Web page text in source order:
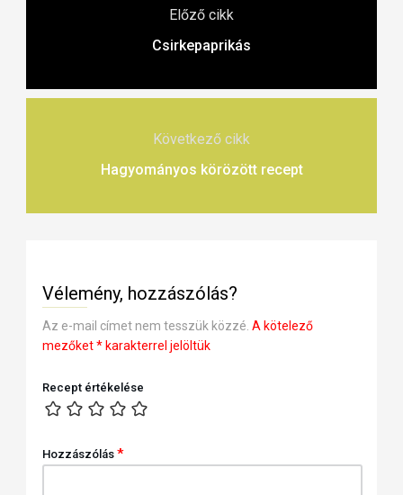
Előző cikk
Csirkepaprikás
Következő cikk
Hagyományos körözött recept
Vélemény, hozzászólás?
Az e-mail címet nem tesszük közzé. A kötelező
mezőket*karakterrel jelöltük
Recept értékelése
Hozzászólás *